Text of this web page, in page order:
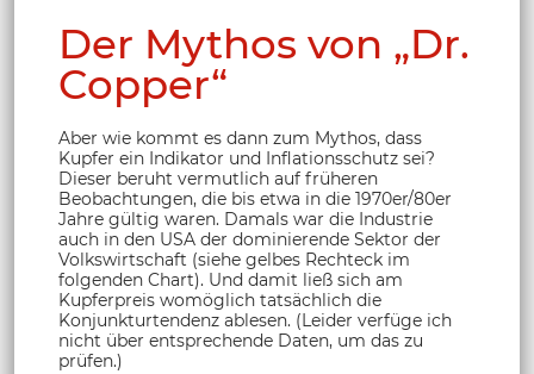
Der Mythos von „Dr.
Copper“
Aber wie kommt es dann zum Mythos, dass
Kupfer ein Indikator und Inflationsschutz sei?
Dieser beruht vermutlich auf früheren
Beobachtungen, die bis etwa in die 1970er/80er
Jahre gültig waren. Damals war die Industrie
auch in den USA der dominierende Sektor der
Volkswirtschaft (siehe gelbes Rechteck im
folgenden Chart). Und damit ließ sich am
Kupferpreis womöglich tatsächlich die
Konjunkturtendenz ablesen. (Leider verfüge ich
nicht über entsprechende Daten, um das zu
prüfen.)